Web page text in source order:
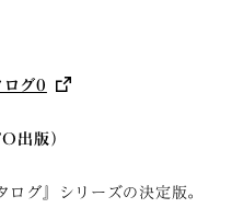
グ0
出版）
ログ』シリーズの決定版。